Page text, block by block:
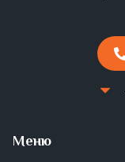
Меню